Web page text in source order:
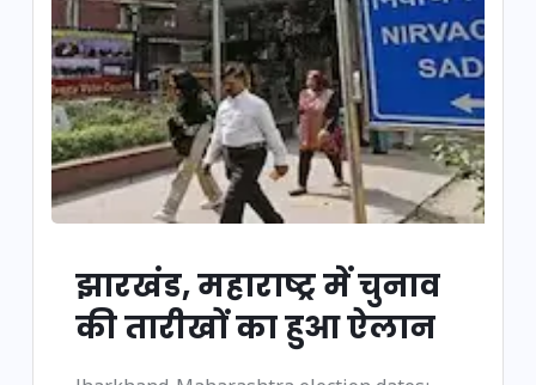
झारखंड, महाराष्ट्र में चुनाव
की तारीखों का हुआ ऐलान